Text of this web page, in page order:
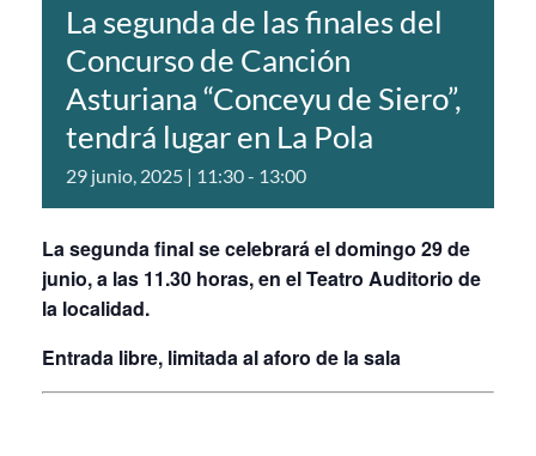
La segunda de las finales del
Concurso de Canción
Asturiana “Conceyu de Siero”,
tendrá lugar en La Pola
29 junio, 2025 | 11:30- 13:00
La segunda final se celebrará el domingo 29 de
junio, a las 11.30 horas, en el Teatro Auditorio de
la localidad.
Entrada libre, limitada al aforo de la sala